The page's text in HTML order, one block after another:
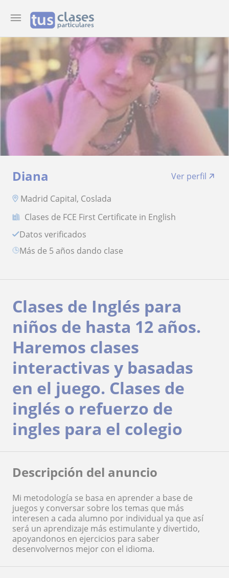
Diana
Ver perfil
Madrid Capital, Coslada
Clases de FCE First Certificate in English
Datos verificados
más de 5 años dando clase
Clases de Inglés para
niños de hasta 12 años.
Haremos clases
interactivas y basadas
en el juego. Clases de
inglés o refuerzo de
ingles para el colegio
Descripción del anuncio
Mi metodología se basa en aprender a base de
juegos y conversar sobre los temas que más
interesen a cada alumno por individual ya que así
será un aprendizaje más estimulante y divertido,
apoyandonos en ejercicios para saber
desenvolvernos mejor con el idioma.